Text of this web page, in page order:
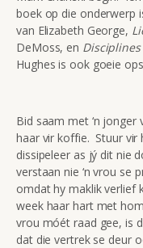
boek op die onderwerp
van Elizabeth George,
DeMoss, en
Hughes is ook goeie
Bid saam met ‘n
haar vir koffie. Stuur vir
dissipeleer as jý dit nie
verstaan nie ‘n vrou se
omdat hy maklik verlief
week haar hart met
vrou móét raad gee, is
dat die vertrek se deur